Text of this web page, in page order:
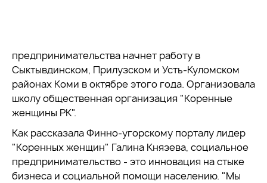
предпринимательства начнет работу в
Сыктывдинском, Прилузском и Усть-Куломском
районах Коми в октябре этого года. Организовала
школу общественная организация "Коренные
женщины РК".
Как рассказала Финно-угорскому порталу лидер
"Коренных женщин" Галина Князева, социальное
предпринимательство - это инновация на стыке
бизнеса и социальной помощи населению. "Мы